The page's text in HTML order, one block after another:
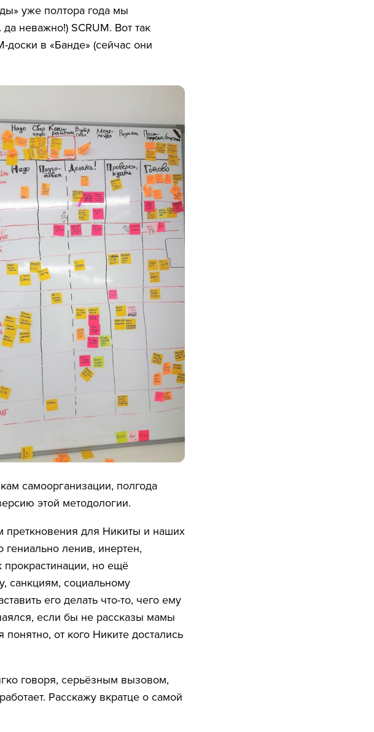
уже полтора года мы
неважно!) SCRUM. Вот так
в «Банде» (сейчас они
самоорганизации, полгода
этой методологии.
преткновения для Никиты и наших
ленив, инертен,
прокрастинации, но ещё
санкциям, социальному
его делать что-то, чего ему
если бы не рассказы мамы
от кого Никите достались
говоря, серьёзным вызовом,
Расскажу вкратце о самой